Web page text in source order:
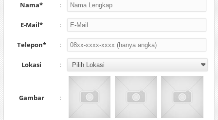
Nama* :
E-Mail* :
Telepon* :
Lokasi :
Gambar :